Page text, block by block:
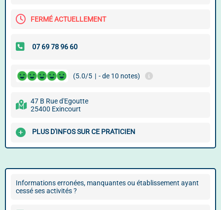
FERMÉ ACTUELLEMENT
(5.0/5 | - de 10 notes)
47 B Rue d'Egoutte
25400 Exincourt
PLUS D'INFOS SUR CE PRATICIEN
Informations erronées, manquantes ou établissement ayant
cessé ses activités ?